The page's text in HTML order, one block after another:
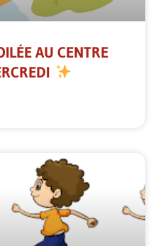
AU CENTRE